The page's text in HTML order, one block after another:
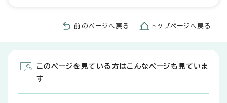
前のページへ戻る トップページへ戻る
このページを見ている方はこんなページも見ていま
す